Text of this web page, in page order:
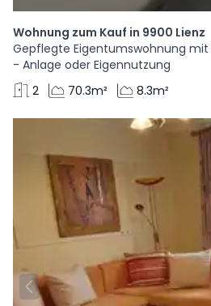
Wohnung zum Kauf in 9900 Lienz
Gepflegte Eigentumswohnung
- Anlage oder Eigennutzung
2
70.3m² 8.3m²